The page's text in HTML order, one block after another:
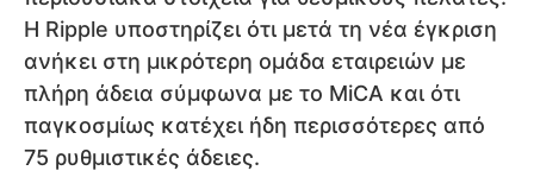
Η Ripple υποστηρίζει ότι μετά τη νέα έγκριση
ανήκει στη μικρότερη ομάδα εταιρειών με
πλήρη άδεια σύμφωνα με το MiCA και ότι
παγκοσμίως κατέχει ήδη περισσότερες από
75 ρυθμιστικές άδειες.